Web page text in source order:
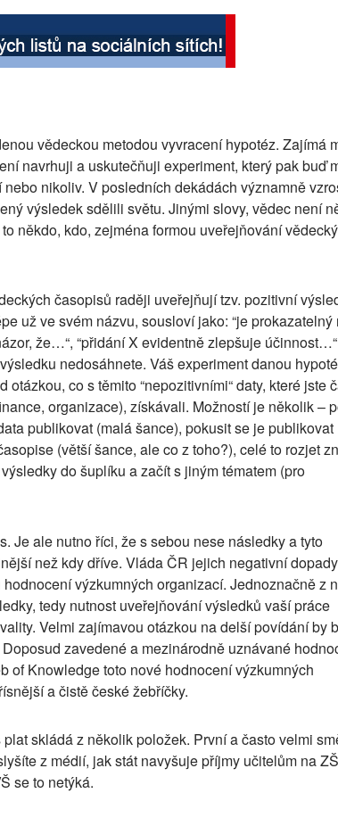
vědeckou metodou vyvracení hypotéz. Zajímá
navrhuji a uskutečňuji experiment, který pak buď
nikoliv. V posledních dekádách významně
výsledek sdělili světu. Jinými slovy, vědec není
někdo, kdo, zejména formou uveřejňování
časopisů raději uveřejňují tzv. pozitivní
už ve svém názvu, sousloví jako: “je prokazatelný
že…“, “přidání X evidentně zlepšuje
nedosáhnete. Váš experiment danou
otázkou, co s těmito “nepozitivními“ daty, které jste
organizace), získávali. Možností je několik –
publikovat (malá šance), pokusit se je publikovat
(větší šance, ale co z toho?), celé to rozjet
do šuplíku a začít s jiným tématem (pro
Je ale nutno říci, že s sebou nese následky a tyto
než kdy dříve. Vláda ČR jejich negativní
výzkumných organizací. Jednoznačně z
tedy nutnost uveřejňování výsledků vaší práce
Velmi zajímavou otázkou na delší povídání by
zavedené a mezinárodně uznávané
of Knowledge toto nové hodnocení výzkumných
a čistě české žebříčky.
skládá z několik položek. První a často velmi
z médií, jak stát navyšuje příjmy učitelům na
se to netýká.